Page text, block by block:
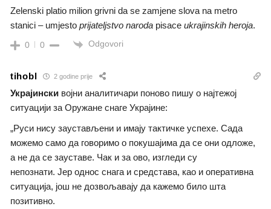
Zelenski platio milion grivni da se zamjene slova na metro
stanici – umjesto prijateljstvo naroda pisace ukrajinskih heroja.
0 0 Odgovori
tihobl 2 godine prije
Украјински војни аналитичари поново пишу о најтежој
ситуацији за Оружане снаге Украјине:
„Руси нису заустављени и имају тактичке успехе. Сада
можемо само да говоримо о покушајима да се они одложе,
а не да се зауставе. Чак и за ово, изгледи су
непознати. Јер однос снага и средстава, као и оперативна
ситуација, још не дозвољавају да кажемо било шта
позитивно.